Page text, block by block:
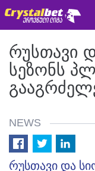
ᲠᲣᲡᲗᲐᲕᲘ
ᲡᲔᲖᲝᲜᲡ
NEWS
რუსთავი და